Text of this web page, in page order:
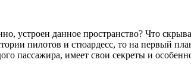
устроен данное пространство? Что
пилотов и стюардесс, то на первый
пассажира, имеет свои секреты и